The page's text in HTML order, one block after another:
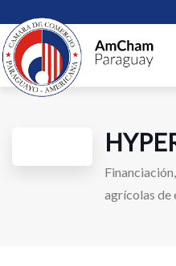
agrícolas de